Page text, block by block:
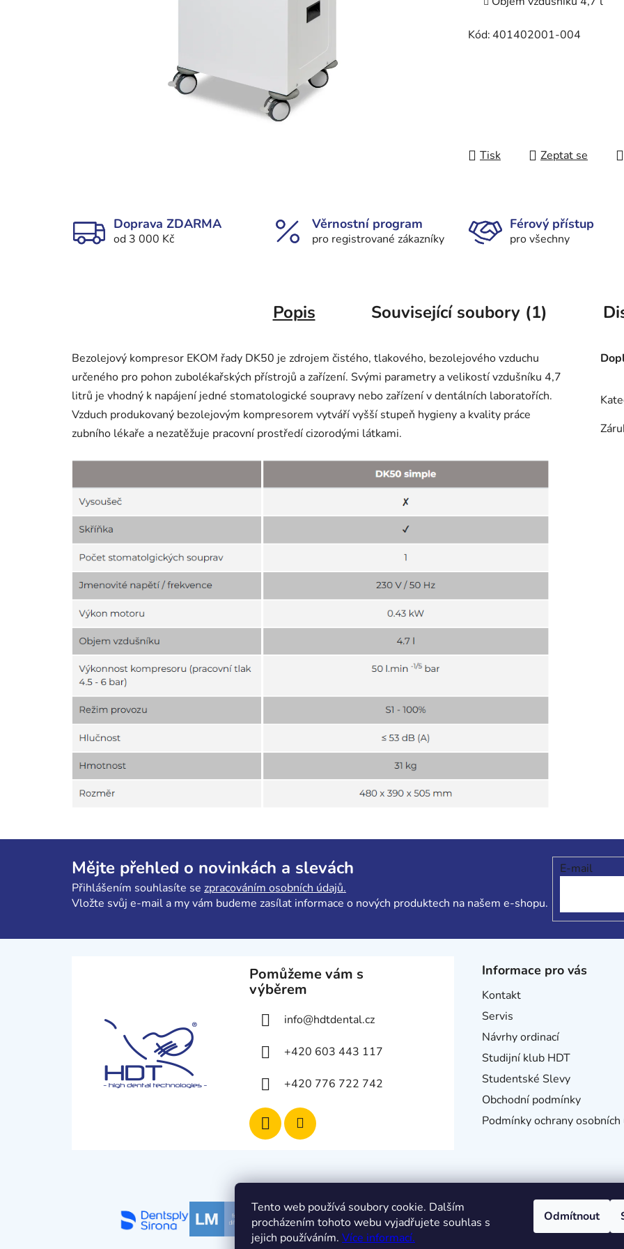
Tento web používá soubory cookie. Dalším
procházením tohoto webu vyjadřujete souhlas s
jejich používáním. Více informací.
Odmítnout
Kód: 401402001-004
Tisk Zeptat se
Doprava ZDARMA
od 3 000 Kč
Věrnostní program
pro registrované zákazníky
Férový přístup
pro všechny
Popis Související soubory (1)
Bezolejový kompresor EKOM řady DK50 je zdrojem čistého, tlakového, bezolejového vzduchu
určeného pro pohon zubolékařských přístrojů a zařízení. Svými parametry a velikostí vzdušníku 4,7
litrů je vhodný k napájení jedné stomatologické soupravy nebo zařízení v dentálních laboratořích.
Vzduch produkovaný bezolejovým kompresorem vytváří vyšší stupeň hygieny a kvality práce
zubního lékaře a nezatěžuje pracovní prostředí cizorodými látkami.
í
Mějte přehled o novinkách a slevách
Přihlášením souhlasíte se zpracováním osobních údajů.
Vložte svůj e-mail a my vám budeme zasílat informace o nových produktech na našem e-shopu.
E-mail
Pomůžeme vám s
výběrem
info@hdtdental.cz
+420 603 443 117
+420 776 722 742
Informace pro vás
Kontakt
Servis
Návrhy ordinací
Studijní klub HDT
Studentské Slevy
Obchodní podmínky
Podmínky ochrany osobních